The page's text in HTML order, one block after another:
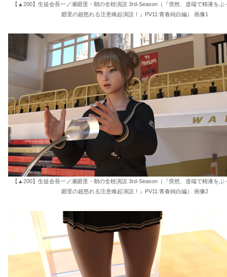
【▲200】生徒会長一ノ瀬廻里・朝の全校演説 3rd-Season（『突然、道端で精液をぶ
廻里の超怒れる注意喚起演説！』PV11:青春純白編） 画像1
【▲200】生徒会長一ノ瀬廻里・朝の全校演説 3rd-Season（『突然、道端で精液をぶ
廻里の超怒れる注意喚起演説！』PV11:青春純白編） 画像2